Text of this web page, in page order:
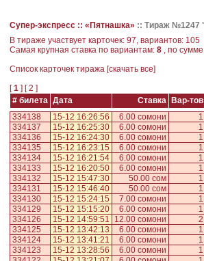
Супер-экспресс :: «Пятнашка» :: Тираж №1247
В тираже участвует карточек: 97, вариантов: 105
Самая крупная ставка по вариантам: 8 , по
Cписок карточек тиража [скачать все]
[1 ] [2 ]
# билета Дата Ставка Вар-тов
334138
15-12 16:26:56 6.00 сомони 1
334137
15-12 16:25:30 6.00 сомони 1
334136
15-12 16:24:30 6.00 сомони 1
334135
15-12 16:23:15 6.00 сомони 1
334134
15-12 16:21:54 6.00 сомони 1
334133
15-12 16:20:50 6.00 сомони 1
334132
15-12 15:47:30 50.00 сом 1
334131
15-12 15:46:40 50.00 сом 1
334130
15-12 15:24:15 7.00 сомони 1
334129
15-12 15:15:20 6.00 сомони 1
334126
15-12 14:59:51 12.00 сомони 2
334125
15-12 13:42:13 6.00 сомони 1
334124
15-12 13:41:21 6.00 сомони 1
334123
15-12 13:28:56 6.00 сомони 1